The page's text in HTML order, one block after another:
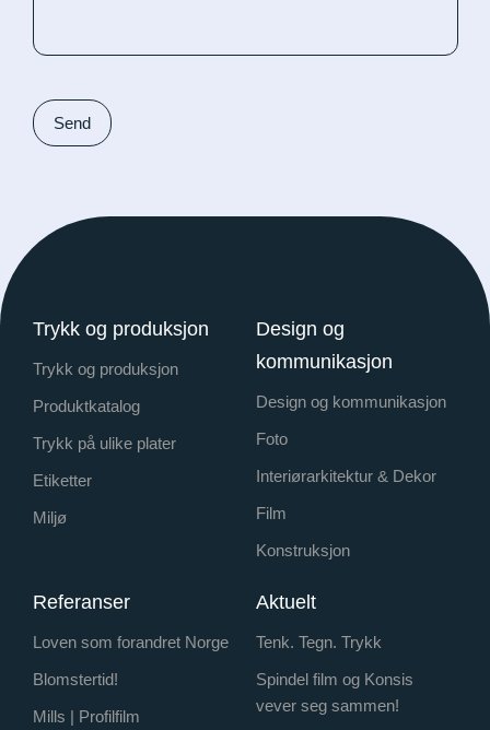
Trykk og produksjon
Trykk og produksjon
Produktkatalog
Trykk på ulike plater
Etiketter
Miljø
Design og
kommunikasjon
Design og kommunikasjon
Foto
Interiørarkitektur & Dekor
Film
Konstruksjon
Referanser
Loven som forandret Norge
Blomstertid!
Mills | Profilfilm
Aktuelt
Tenk. Tegn. Trykk
Spindel film og Konsis
vever seg sammen!